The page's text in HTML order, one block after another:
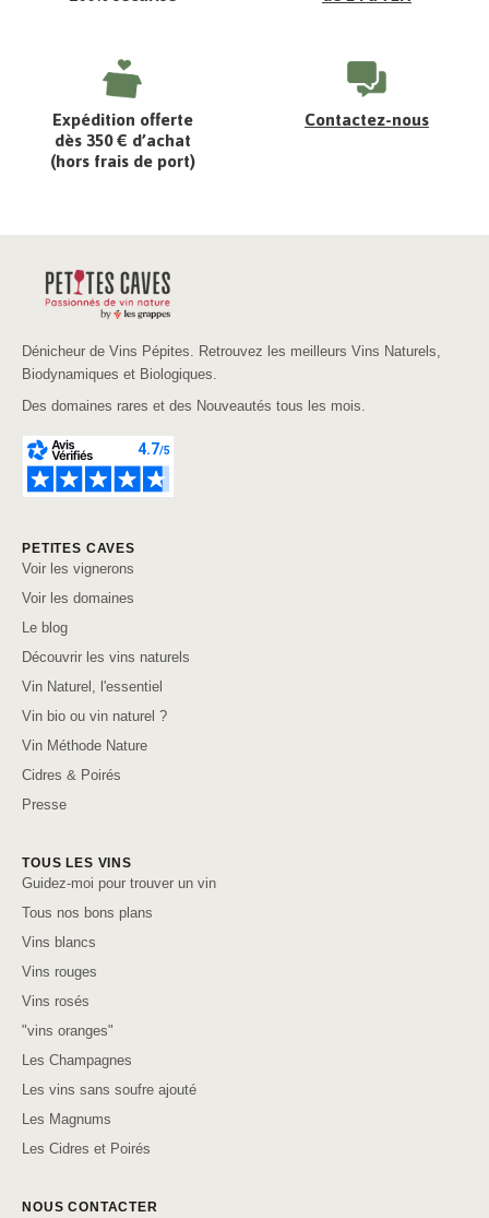
Expédition offerte
dès 350 € d’achat
(hors frais de port)
Contactez-nous
Dénicheur de Vins Pépites. Retrouvez les meilleurs Vins Naturels,
Biodynamiques et Biologiques.
Des domaines rares et des Nouveautés tous les mois.
PETITES CAVES
Voir les vignerons
Voir les domaines
Le blog
Découvrir les vins naturels
Vin Naturel, l'essentiel
Vin bio ou vin naturel ?
Vin Méthode Nature
Cidres & Poirés
Presse
TOUS LES VINS
Guidez-moi pour trouver un vin
Tous nos bons plans
Vins blancs
Vins rouges
Vins rosés
"vins oranges"
Les Champagnes
Les vins sans soufre ajouté
Les Magnums
Les Cidres et Poirés
NOUS CONTACTER